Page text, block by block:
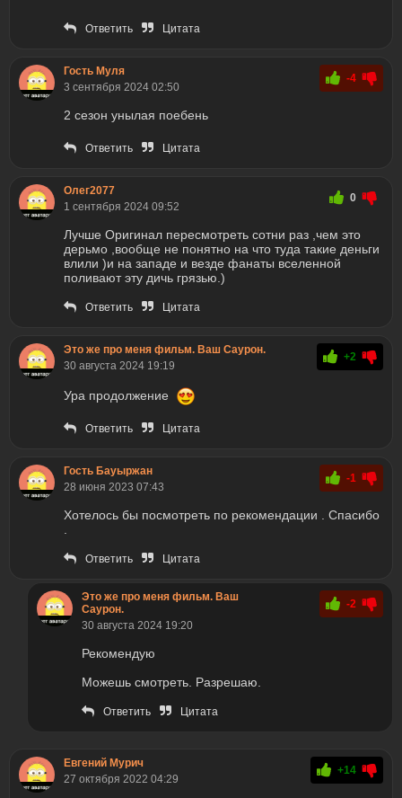
Ответить Цитата
Гость Муля
3 сентября 2024 02:50
-4
2 сезон унылая поебень
Ответить Цитата
Олег2077
1 сентября 2024 09:52
0
Лучше Оригинал пересмотреть сотни раз ,чем это
дерьмо ,вообще не понятно на что туда такие деньги
влили )и на западе и везде фанаты вселенной
поливают эту дичь грязью.)
Ответить Цитата
Это же про меня фильм. Ваш Саурон.
30 августа 2024 19:19
+2
Ура продолжение
Ответить Цитата
Гость Бауыржан
28 июня 2023 07:43
-1
Хотелось бы посмотреть по рекомендации . Спасибо
Ответить Цитата
Это же про меня фильм. Ваш
Саурон.
30 августа 2024 19:20
-2
Рекомендую
Можешь смотреть. Разрешаю.
Ответить Цитата
Евгений Мурич
27 октября 2022 04:29
+14